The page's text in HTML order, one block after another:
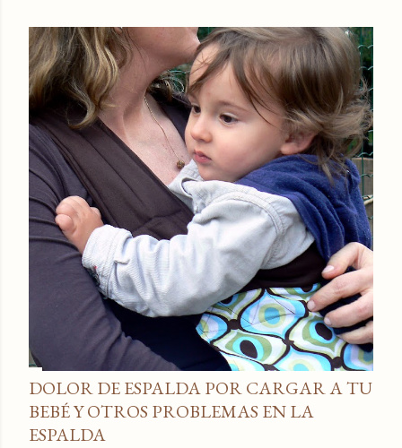
DOLOR DE ESPALDA POR CARGAR A TU
BEBÉ Y OTROS PROBLEMAS EN LA
ESPALDA